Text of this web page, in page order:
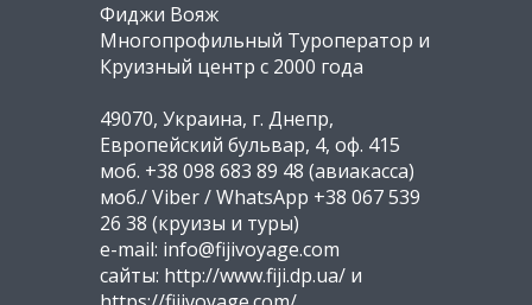
Фиджи Вояж
Многопрофильный Туроператор и
Круизный центр с 2000 года
49070, Украина, г. Днепр,
Европейский бульвар, 4, оф. 415
моб. +38 098 683 89 48 (авиакасса)
моб./ Viber / WhatsApp +38 067 539
26 38 (круизы и туры)
e-mail: info@fijivoyage.com
сайты: http://www.fiji.dp.ua/ и